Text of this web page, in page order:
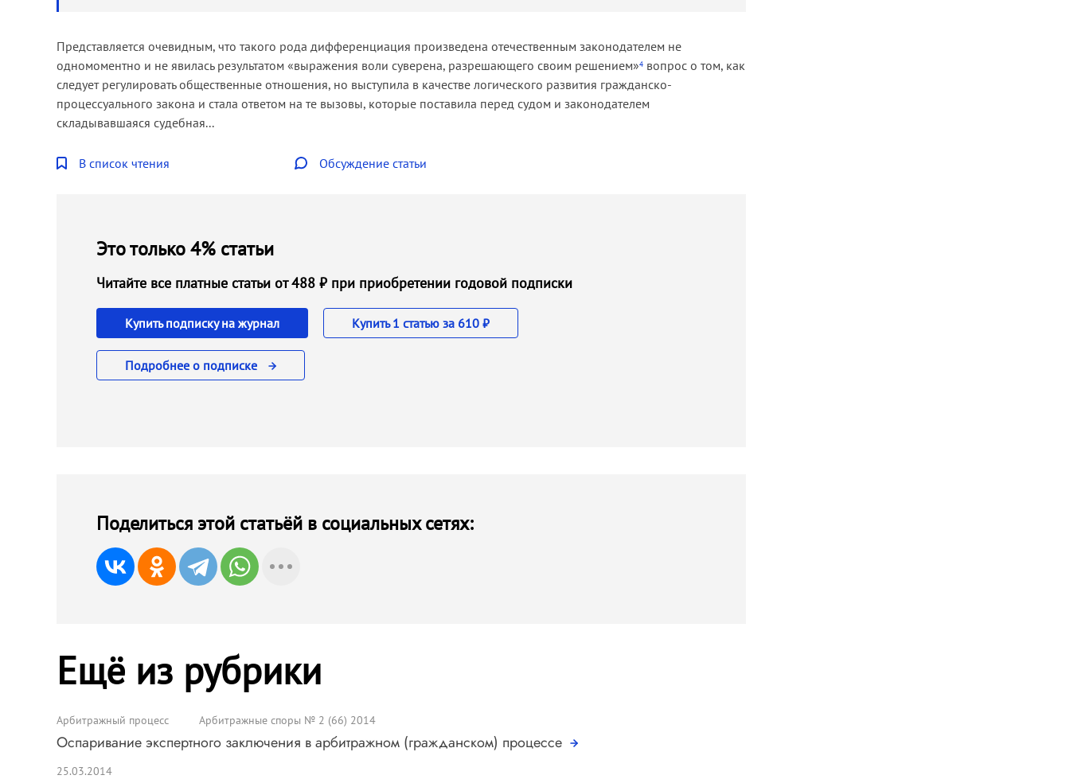
Представляется очевидным, что такого рода дифференциация произведена отечественным законодателем не
одномоментно и не явилась результатом «выражения воли суверена, разрешающего своим решением»4 вопрос о том, как
следует регулировать общественные отношения, но выступила в качестве логического развития гражданско-
процессуального закона и стала ответом на те вызовы, которые поставила перед судом и законодателем
складывавшаяся судебная...
В список чтения Обсуждение статьи
Это только 4% статьи
Читайте все платные статьи от 488 ₽ при приобретении годовой подписки
Купить подписку на журнал Купить 1 статью за 610 ₽
Подробнее о подписке
Поделиться этой статьёй в социальных сетях:
Ещё из рубрики
Арбитражный процесс Арбитражные споры № 2 (66) 2014
Оспаривание экспертного заключения в арбитражном (гражданском) процессе
25.03.2014